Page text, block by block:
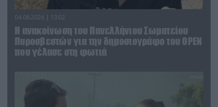
04.08.2026 | 13:02
Η ανακοίνωση του Πανελλήνιου Σωματείου
Πυροσβεστών για την δημοσιογράφο του OPEN
που γέλασε στη φωτιά